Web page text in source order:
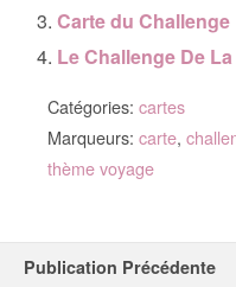
Carte du Challenge
Le Challenge De
Catégories: cartes
Marqueurs: carte,
thème voyage
Publication Précédente